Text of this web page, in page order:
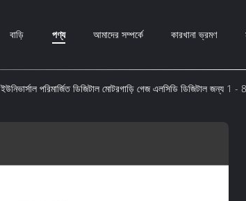
বাড়ি পণ্য আমাদের সম্পর্কে কারখানা ভ্রমণ
ইউনিভার্সাল পরিমার্জিত ডিজিটাল মোটরগাড়ি গেজ এলসিডি ডিজিটাল জন্য 1 - 8